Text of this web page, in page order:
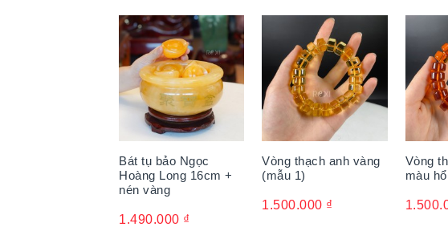
Bát tụ bảo Ngọc
Hoàng Long 16cm +
nén vàng
1.490.000 ₫
Vòng thạch anh vàng
(mẫu 1)
1.500.000 ₫
Vòng
màu